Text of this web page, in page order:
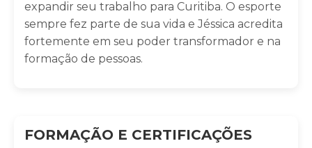
expandir seu trabalho para Curitiba. O esporte
sempre fez parte de sua vida e Jéssica acredita
fortemente em seu poder transformador e na
formação de pessoas.
FORMAÇÃO E CERTIFICAÇÕES